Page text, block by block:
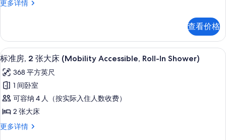
所
照
片
多
特
床
和
1
张
沙
发
床
(Hearing
Accessible)
更多详情
套
特
大
床
张
沙
发
床
Accessible)
查看价格
显
示
标
准
房,
2
张
高档床上用品、办公桌、笔记本电脑
11
标准房, 2 张大床 (Mobility Accessible, Roll-In Shower)
368 平方英尺
1 间卧室
可容纳 4 人（按实际入住人数收费）
2 张大床
更多详情
标